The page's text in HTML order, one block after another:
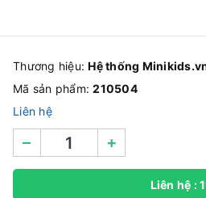
Thương hiệu:Hệ thống
Mã sản phẩm:210504
Liên hệ
– +
Liên hệ :